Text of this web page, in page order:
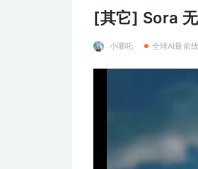
[其它] Sora
小哪吒 全球AI最前线